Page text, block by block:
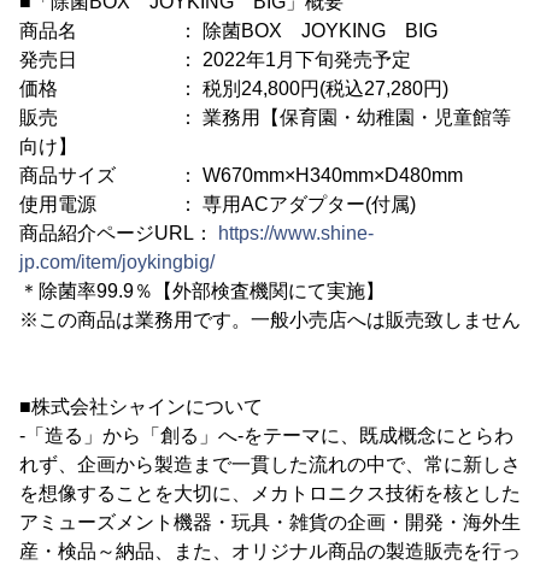
商品名 ： 除菌BOX JOYKING BIG
発売日 ： 2022年1月下旬発売予定
価格 ： 税別24,800円(税込27,280円)
販売 ： 業務用【保育園・幼稚園・児童館等
向け】
商品サイズ ： W670mm×H340mm×D480mm
使用電源 ： 専用ACアダプター(付属)
商品紹介ページURL：
https://www.shine-
jp.com/item/joykingbig/
＊除菌率99.9％【外部検査機関にて実施】
※この商品は業務用です。一般小売店へは販売致しません
■株式会社シャインについて
-「造る」から「創る」へ-をテーマに、既成概念にとらわ
れず、企画から製造まで一貫した流れの中で、常に新しさ
を想像することを大切に、メカトロニクス技術を核とした
アミューズメント機器・玩具・雑貨の企画・開発・海外生
産・検品～納品、また、オリジナル商品の製造販売を行っ